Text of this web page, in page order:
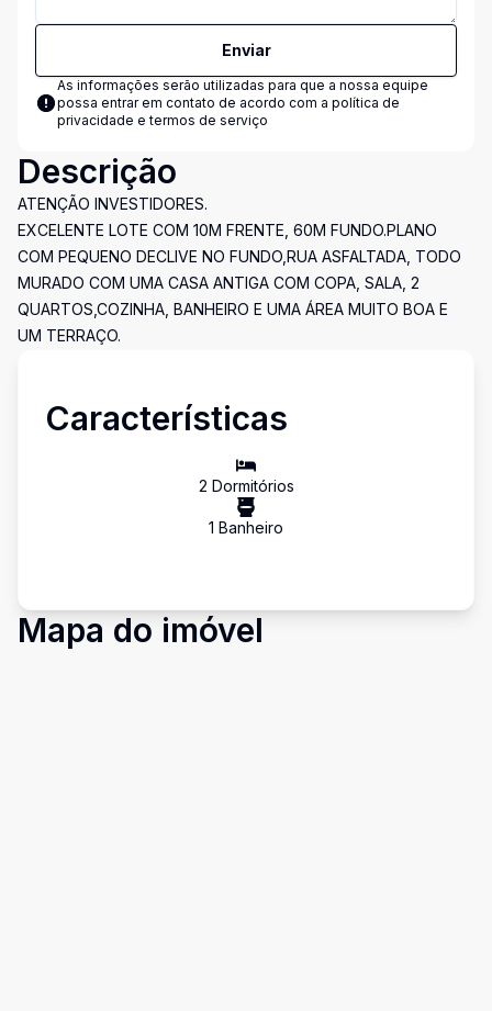
Enviar
As informações serão utilizadas para que a nossa equipe
possa entrar em contato de acordo com a política de
privacidade e termos de serviço
Descrição
ATENÇÃO INVESTIDORES.
EXCELENTE LOTE COM 10M FRENTE, 60M FUNDO.PLANO
COM PEQUENO DECLIVE NO FUNDO,RUA ASFALTADA, TODO
MURADO COM UMA CASA ANTIGA COM COPA, SALA, 2
QUARTOS,COZINHA, BANHEIRO E UMA ÁREA MUITO BOA E
UM TERRAÇO.
Características
2 Dormitórios
1 Banheiro
Mapa do imóvel